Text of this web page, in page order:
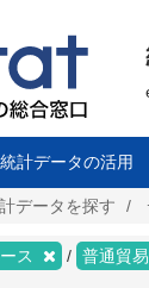
統計データの活用
データを探す
ス 普通貿